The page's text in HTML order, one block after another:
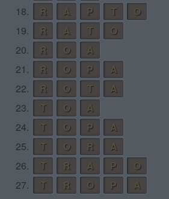
18. R A P T
O
19.
R A T
O
20.
R O
A
21.
R O P
A
22.
R O T
A
23.
T O
A
24.
T O P
A
25.
T O R
A
26.
T R A P
O
27.
T R O P
A